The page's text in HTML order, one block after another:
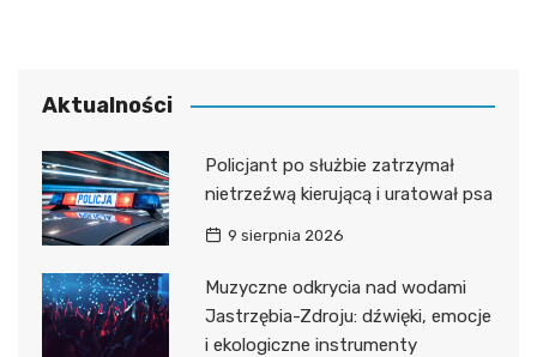
Aktualności
Policjant po służbie zatrzymał
nietrzeźwą kierującą i uratował psa
9 sierpnia 2026
Muzyczne odkrycia nad wodami
Jastrzębia-Zdroju: dźwięki, emocje
i ekologiczne instrumenty